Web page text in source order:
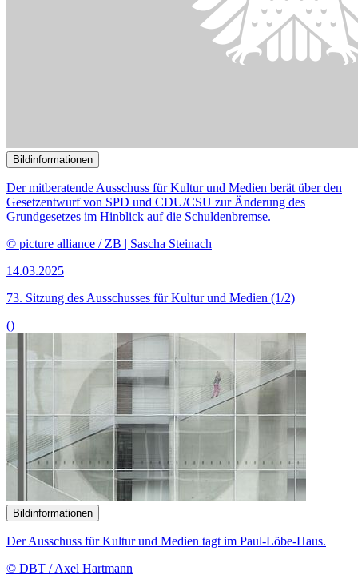
Der mitberatende Ausschuss für Kultur und Medien berät über den
Gesetzentwurf von SPD und CDU/CSU zur Änderung des
Grundgesetzes im Hinblick auf die Schuldenbremse.
()
Bildinformationen
Der Ausschuss für Kultur und Medien tagt im Paul-Löbe-Haus.
© DBT / Axel Hartmann
29.01.2025
72. Sitzung des Ausschusses für Kultur und Medien